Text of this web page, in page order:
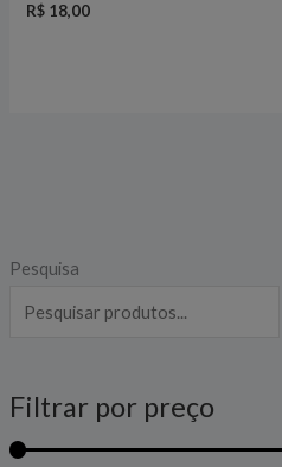
Pesquisa
Filtrar por preço
R$ 18,00